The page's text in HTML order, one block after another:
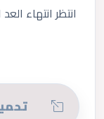
انتظر انتهاء